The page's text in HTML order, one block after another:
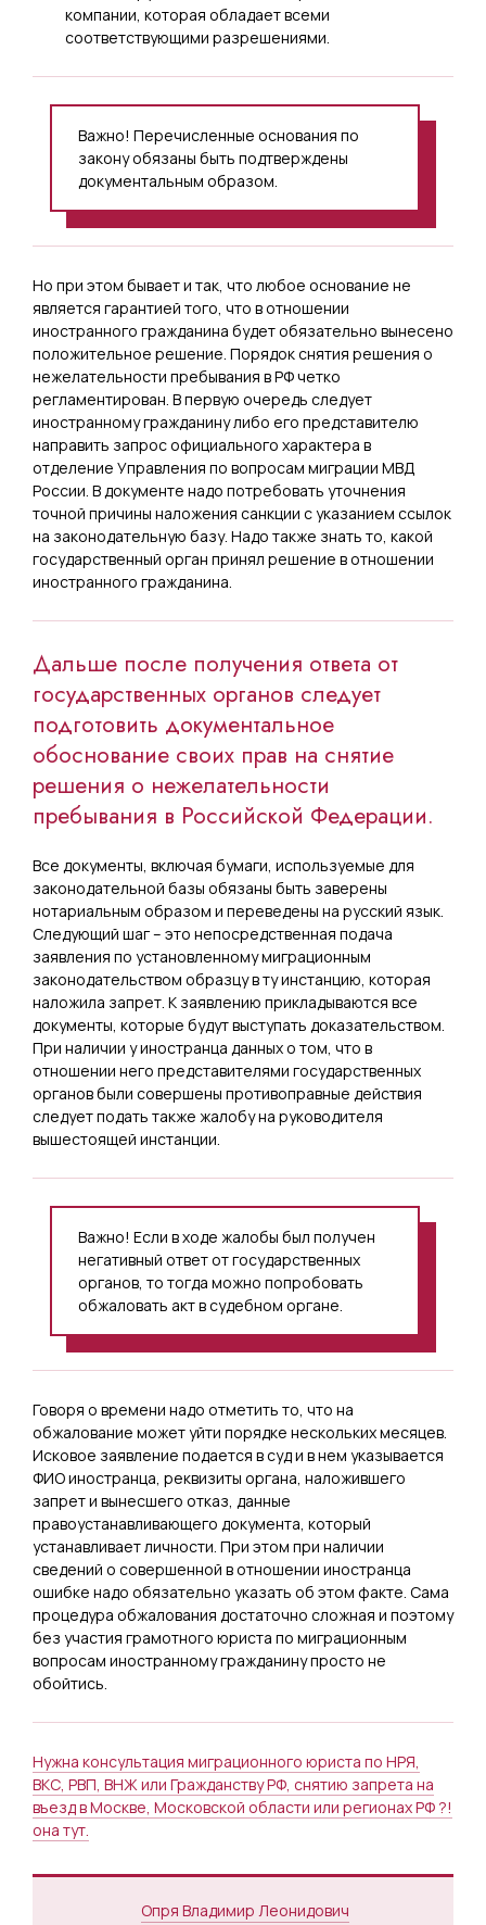
компании, которая обладает всеми
соответствующими разрешениями.
Важно! Перечисленные основания по
закону обязаны быть подтверждены
документальным образом.
Но при этом бывает и так, что любое основание не
является гарантией того, что в отношении
иностранного гражданина будет обязательно вынесено
положительное решение. Порядок снятия решения о
нежелательности пребывания в РФ четко
регламентирован. В первую очередь следует
иностранному гражданину либо его представителю
направить запрос официального характера в
отделение Управления по вопросам миграции МВД
России. В документе надо потребовать уточнения
точной причины наложения санкции с указанием ссылок
на законодательную базу. Надо также знать то, какой
государственный орган принял решение в отношении
иностранного гражданина.
Дальше после получения ответа от
государственных органов следует
подготовить документальное
обоснование своих прав на снятие
решения о нежелательности
пребывания в Российской Федерации.
Все документы, включая бумаги, используемые для
законодательной базы обязаны быть заверены
нотариальным образом и переведены на русский язык.
Следующий шаг – это непосредственная подача
заявления по установленному миграционным
законодательством образцу в ту инстанцию, которая
наложила запрет. К заявлению прикладываются все
документы, которые будут выступать доказательством.
При наличии у иностранца данных о том, что в
отношении него представителями государственных
органов были совершены противоправные действия
следует подать также жалобу на руководителя
вышестоящей инстанции.
Важно! Если в ходе жалобы был получен
негативный ответ от государственных
органов, то тогда можно попробовать
обжаловать акт в судебном органе.
Говоря о времени надо отметить то, что на
обжалование может уйти порядке нескольких месяцев.
Исковое заявление подается в суд и в нем указывается
ФИО иностранца, реквизиты органа, наложившего
запрет и вынесшего отказ, данные
правоустанавливающего документа, который
устанавливает личности. При этом при наличии
сведений о совершенной в отношении иностранца
ошибке надо обязательно указать об этом факте. Сама
процедура обжалования достаточно сложная и поэтому
без участия грамотного юриста по миграционным
вопросам иностранному гражданину просто не
обойтись.
Нужна консультация миграционного юриста по НРЯ,
ВКС, РВП, ВНЖ или Гражданству РФ, снятию запрета на
въезд в Москве, Московской области или регионах РФ ?!
она тут.
Опря Владимир Леонидович